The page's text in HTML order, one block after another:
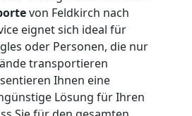
von Feldkirch nach
eignet sich ideal für
oder Personen, die nur
transportieren
Ihnen eine
Lösung für Ihren